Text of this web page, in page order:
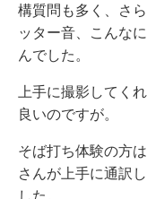
構質問も多く、さ
ッター音、こんな
んでした。
上手に撮影してく
良いのですが。
そば打ち体験の方
さんが上手に通訳
した。